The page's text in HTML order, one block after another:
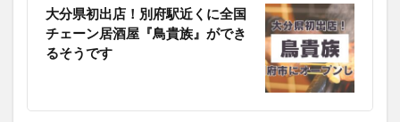
大分県初出店！別府駅近くに全国
チェーン居酒屋『鳥貴族』ができ
るそうです